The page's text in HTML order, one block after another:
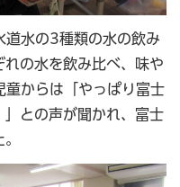
道水の3種類の水の飲み
れの水を飲み比べ、味や
童からは「やっぱり富士
」との声が聞かれ、富士